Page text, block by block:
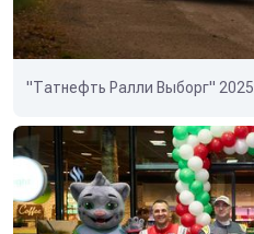
"Татнефть Ралли Выборг" 2025